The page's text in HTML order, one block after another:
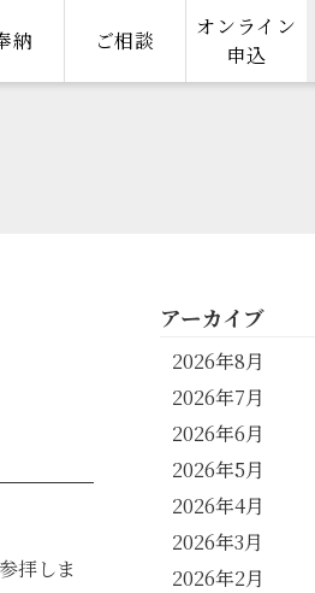
納 ご相談
オンライン
申込
拝しま
アーカイブ
2026年8月
2026年7月
2026年6月
2026年5月
2026年4月
2026年3月
2026年2月